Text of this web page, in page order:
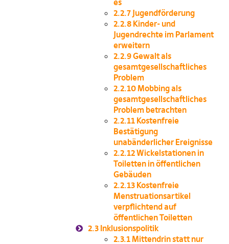
es
2.2.7 Jugendförderung
2.2.8 Kinder- und
Jugendrechte im Parlament
erweitern
2.2.9Gewalt als
gesamtgesellschaftliches
Problem
2.2.10Mobbing als
gesamtgesellschaftliches
Problem betrachten
2.2.11 Kostenfreie
Bestätigung
unabänderlicher Ereignisse
2.2.12Wickelstationen in
Toiletten in öffentlichen
Gebäuden
2.2.13 Kostenfreie
Menstruationsartikel
verpflichtend auf
öffentlichen Toiletten
2.3 Inklusionspolitik
2.3.1Mittendrin statt nur